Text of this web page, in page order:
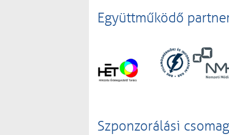
Együttműködő
Szponzorálási